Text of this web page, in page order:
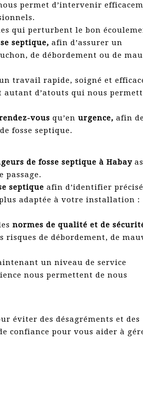
permet d’intervenir
qui perturbent le bon
septique, afin d’assurer un
de débordement ou de
travail rapide, soigné et
autant d’atouts qui nous
vous qu’en urgence, afin
fosse septique.
de fosse septique à Habay
passage.
septique afin d’identifier
adaptée à votre installation :
normes de qualité et de
de débordement, de
un niveau de service
nous permettent de nous
éviter des désagréments et des
confiance pour vous aider à